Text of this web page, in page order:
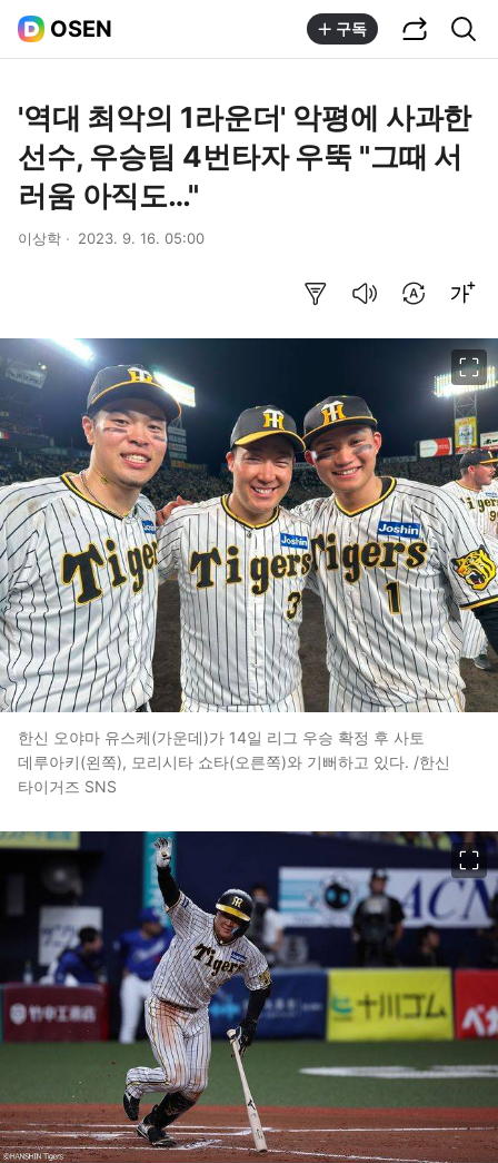
OSEN 구독
'역대 최악의 1라운더' 악평에 사과한
선수, 우승팀 4번타자 우뚝 "그때 서
러움 아직도…"
이상학 2023. 9. 16. 05:00
한신 오야마 유스케(가운데)가 14일 리그 우승 확정 후 사토
데루아키(왼쪽), 모리시타 쇼타(오른쪽)와 기뻐하고 있다. /한신
타이거즈 SNS